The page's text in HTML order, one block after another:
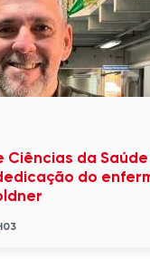
Ciências da Saúde
do